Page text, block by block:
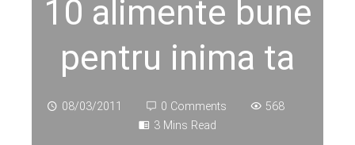
10 alimente bune
pentru inima ta
08/03/2011 0 Comments
568
3 Mins Read